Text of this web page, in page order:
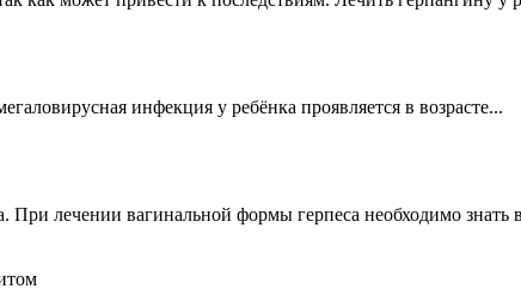
инфекция у ребёнка проявляется в возрасте...
При лечении вагинальной формы герпеса необходимо знать